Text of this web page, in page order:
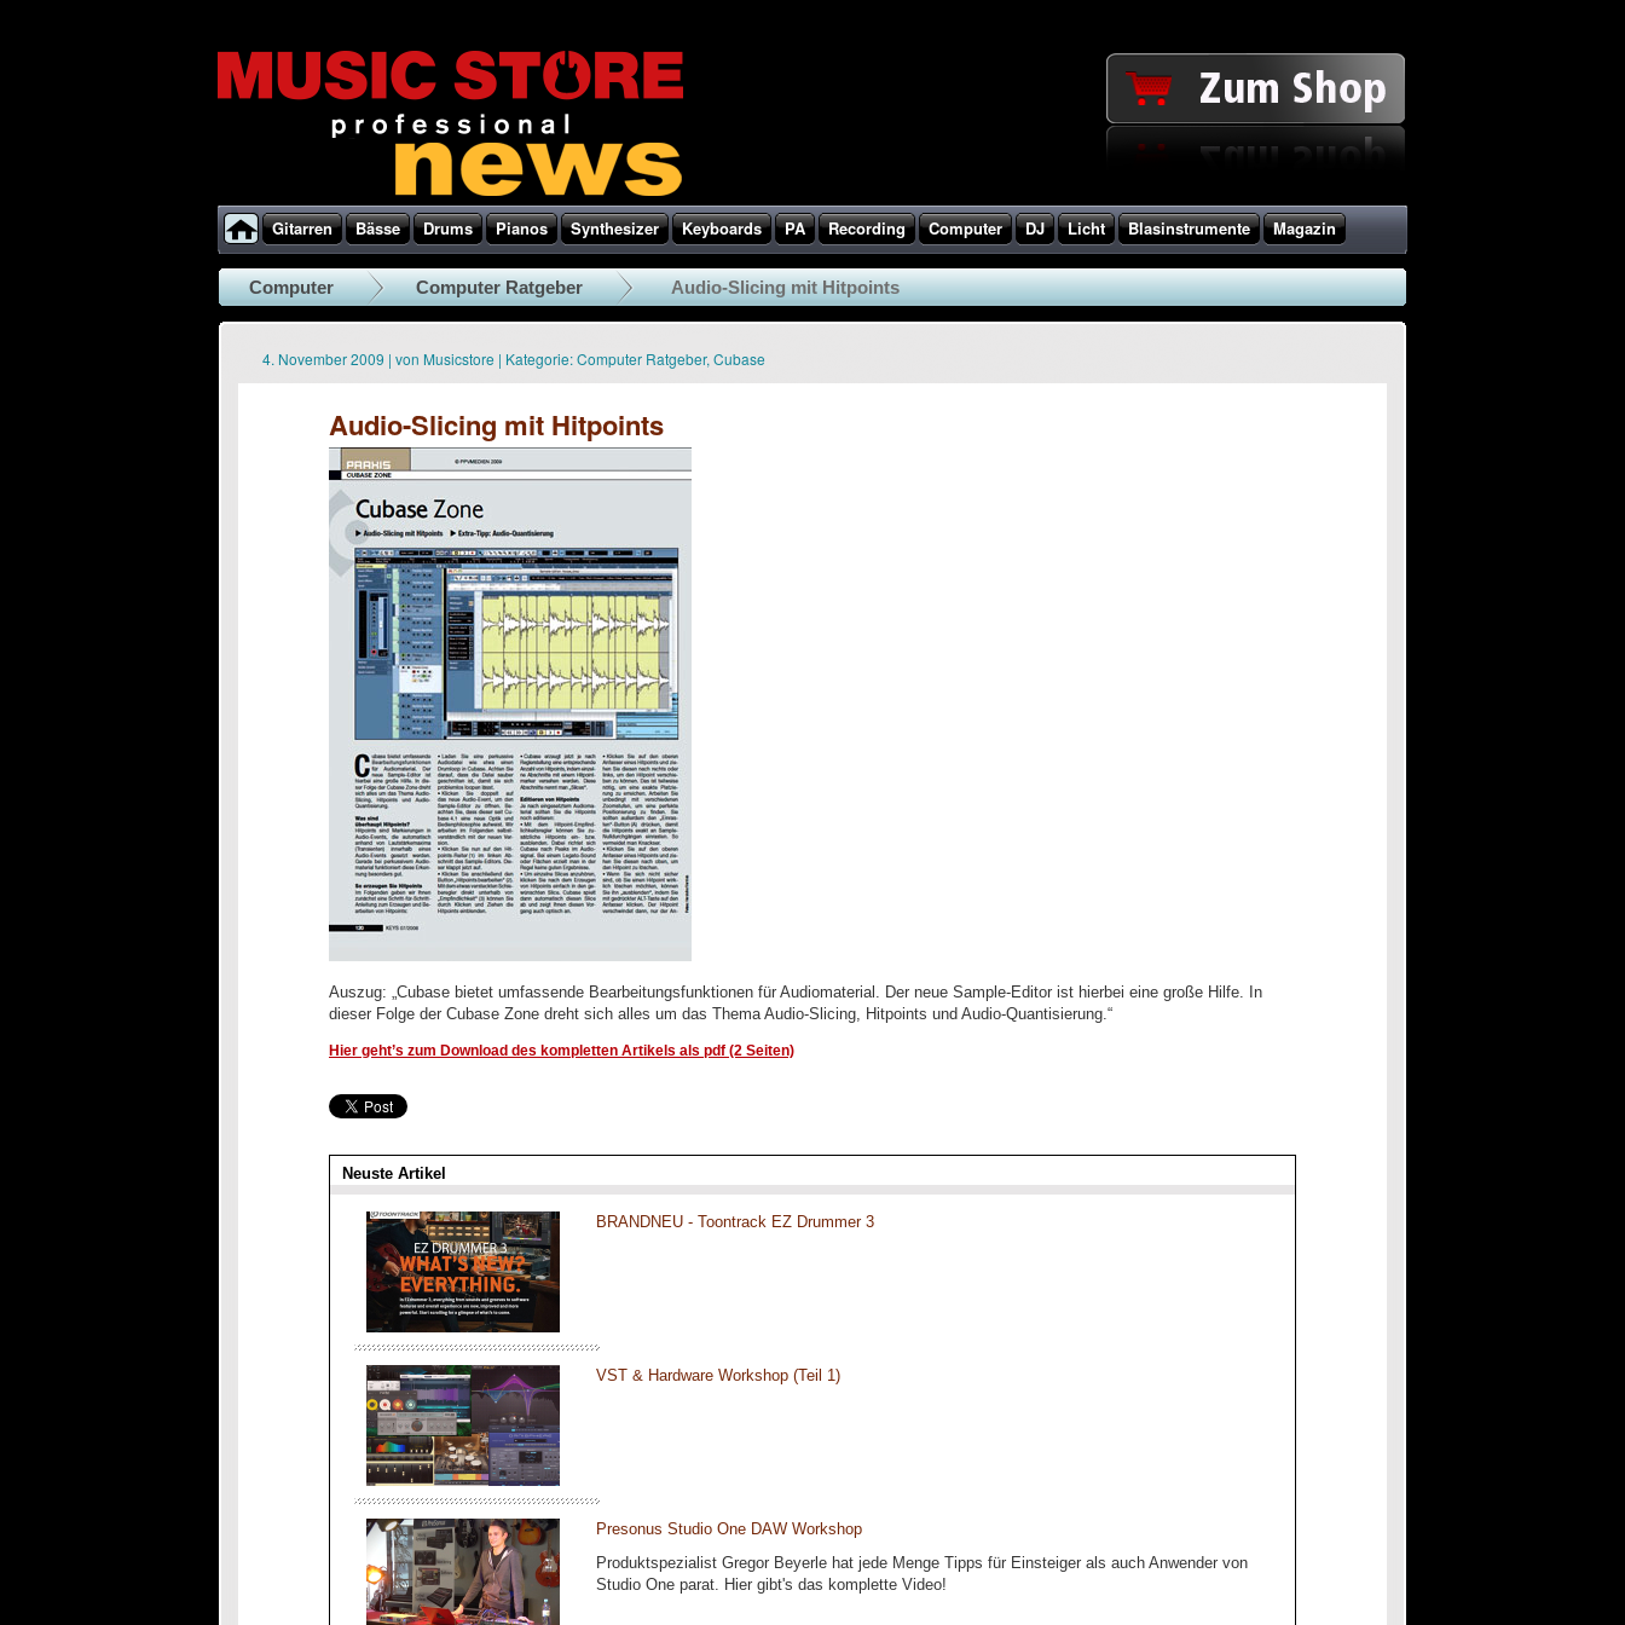
Gitarren Bässe Drums Pianos Synthesizer Keyboards PA Recording Computer DJ Licht Blasinstrumente Magazin
Computer Computer Ratgeber Audio-Slicing mit Hitpoints
4. November 2009 | von Musicstore | Kategorie:Computer Ratgeber, Cubase
Audio-Slicing mit Hitpoints
Auszug: „Cubase bietet umfassende Bearbeitungsfunktionen für Audiomaterial. Der neue Sample-Editor ist hierbei eine große Hilfe. In
dieser Folge der Cubase Zone dreht sich alles um das Thema Audio-Slicing, Hitpoints und Audio-Quantisierung.“
Hier geht’s zum Download des kompletten Artikels als pdf (2 Seiten)
Neuste Artikel
BRANDNEU - Toontrack EZ Drummer 3
VST & Hardware Workshop (Teil 1)
Presonus Studio One DAW Workshop
Produktspezialist Gregor Beyerle hat jede Menge Tipps für Einsteiger als auch Anwender von
Studio One parat. Hier gibt's das komplette Video!